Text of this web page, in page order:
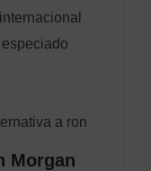
a ron
Morgan